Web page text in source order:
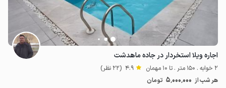
اجاره ویلا استخردار در جاده ماهدشت
2 خوابه . 150 متر . تا 10 مهمان 4.9 (22 نظر)
هر شب از 5٬000٬000 تومان